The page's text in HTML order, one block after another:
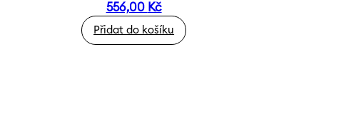
556,00 Kč
Přidat do košíku